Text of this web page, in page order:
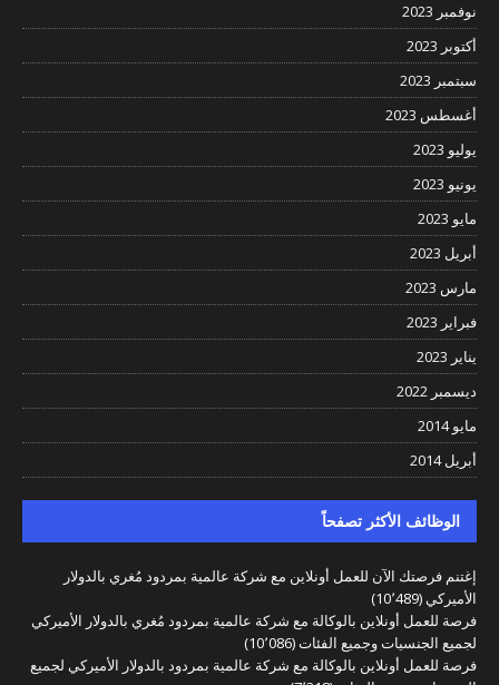
نوفمبر 2023
أكتوبر 2023
سبتمبر 2023
أغسطس 2023
يوليو 2023
يونيو 2023
مايو 2023
أبريل 2023
مارس 2023
فبراير 2023
يناير 2023
ديسمبر 2022
مايو 2014
أبريل 2014
الوظائف الأكثر تصفحاً
إغتنم فرصتك الآن للعمل أونلاين مع شركة عالمية بمردود مُغري بالدولار
الأميركي(10٬489)
فرصة للعمل أونلاين بالوكالة مع شركة عالمية بمردود مُغري بالدولار الأميركي
لجميع الجنسيات وجميع الفئات(10٬086)
فرصة للعمل أونلاين بالوكالة مع شركة عالمية بمردود بالدولار الأميركي لجميع